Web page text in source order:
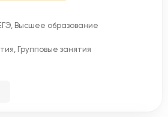
Высшее образование
Групповые занятия